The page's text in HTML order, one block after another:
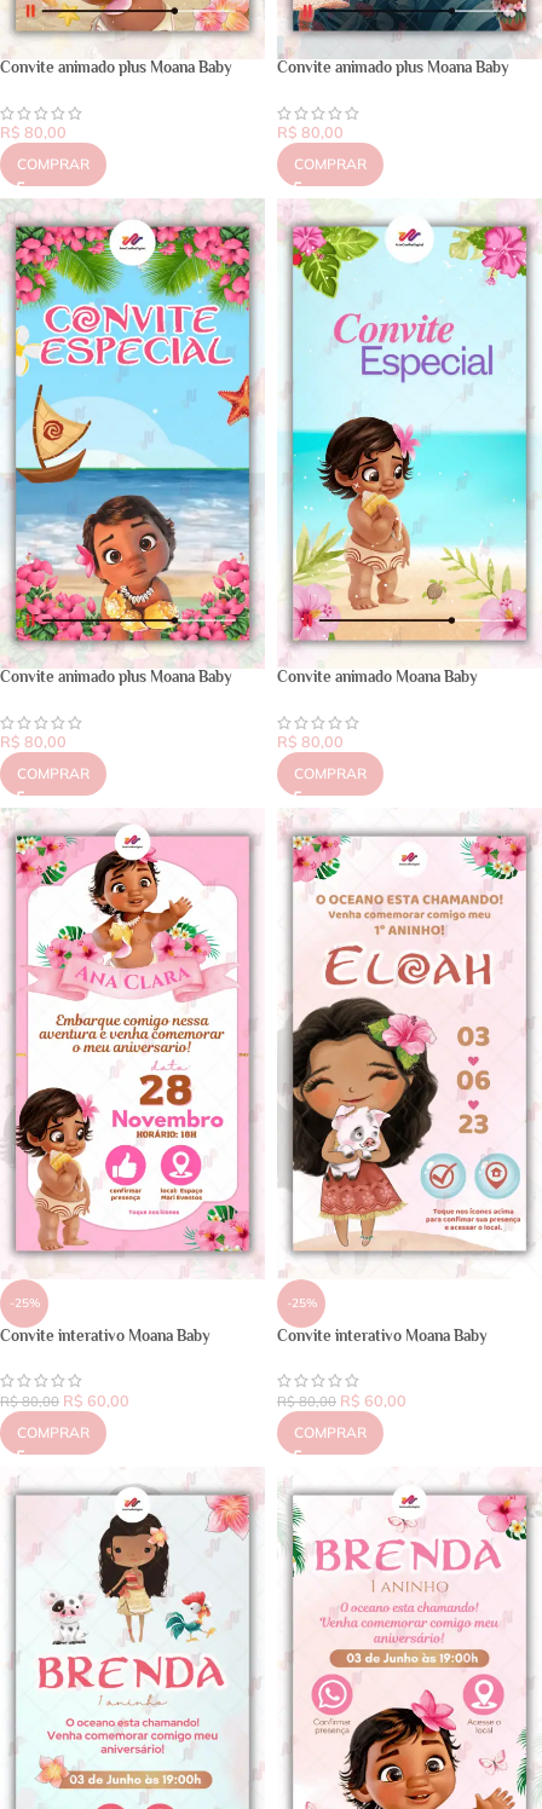
Convite animado plus Moana Baby
R$ 80,00
COMPRAR
Convite animado plus Moana Baby
R$ 80,00
COMPRAR
Convite animado plus Moana Baby
R$ 80,00
COMPRAR
Convite animado Moana Baby
R$ 80,00
COMPRAR
-25%
Convite interativo Moana Baby
R$80,00 R$ 60,00
COMPRAR
-25%
Convite interativo Moana Baby
R$80,00 R$ 60,00
COMPRAR